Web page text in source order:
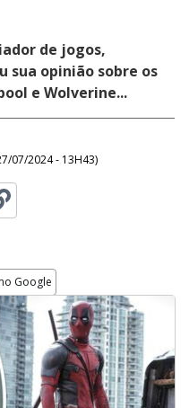
de jogos,
opinião sobre os
e Wolverine...
07/2024 - 13H43)
Google